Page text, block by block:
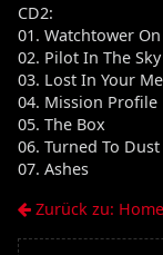
CD2:
01. Watchtower
02. Pilot In The
03. Lost In Your
04. Mission Profile
05. The Box
06. Turned To Dust
07. Ashes
Zurück zu: Home